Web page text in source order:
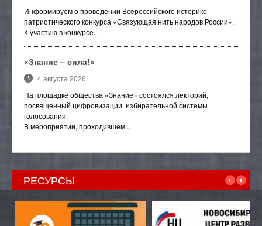
Информируем о проведении Всероссийского историко-
патриотического конкурса «Связующая нить народов России».
К участию в конкурсе...
«Знание – сила!»
4 августа 2026
На площадке общества «Знание» состоялся лекторий,
посвященный цифровизации избирательной системы
голосования.
В мероприятии, проходившем...
РЕСУРСЫ